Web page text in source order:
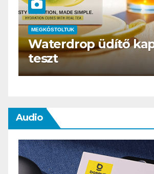
ÉTTEREM MEGKÓSTOLTUK
Lóbár Vendéglő
Audio